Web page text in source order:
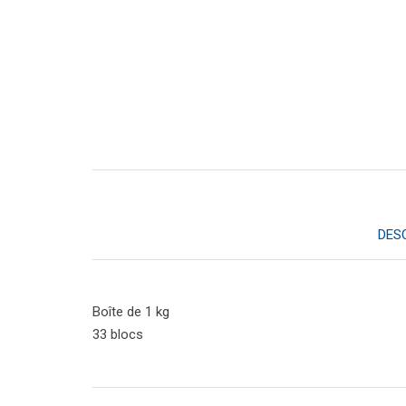
Boîte de 1 kg
33 blocs